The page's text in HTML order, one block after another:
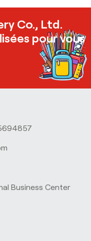
Co., Ltd.
pour vous
Business Center